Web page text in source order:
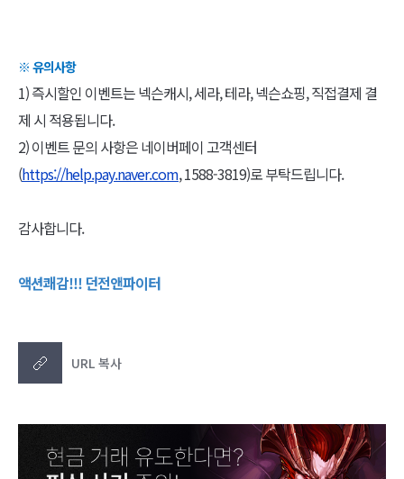
※ 유의사항
1) 즉시할인 이벤트는 넥슨캐시, 세라, 테라, 넥슨쇼핑, 직접결제 결
제 시 적용됩니다.
2) 이벤트 문의 사항은 네이버페이 고객센터
(https://help.pay.naver.com, 1588-3819)로 부탁드립니다.
감사합니다.
액션쾌감!!! 던전앤파이터
URL 복사